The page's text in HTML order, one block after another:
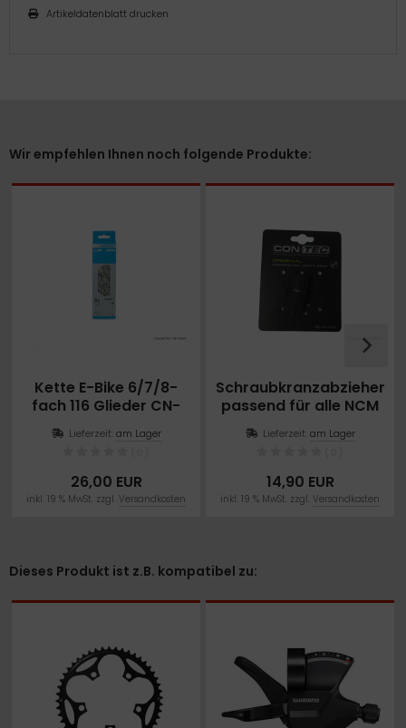
Artikeldatenblatt drucken
Wir empfehlen Ihnen noch folgende Produkte:
Kette E-Bike 6/7/8-
fach 116 Glieder CN-
Lieferzeit: am Lager
26,00 EUR
inkl. 19 % MwSt. zzgl. Versandkosten
Schraubkranzabzieher
passend für alle NCM
Lieferzeit: am Lager
14,90 EUR
inkl. 19 % MwSt. zzgl. Versandkosten
Dieses Produkt ist z.B. kompatibel zu: